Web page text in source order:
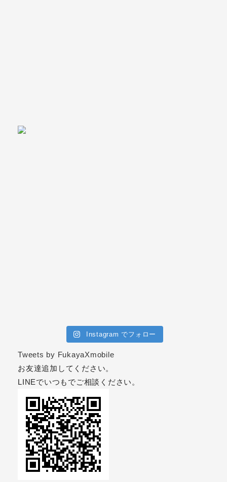
Instagram でフォロー
Tweets by FukayaXmobile
お友達追加してください。
LINEでいつもでご相談ください。